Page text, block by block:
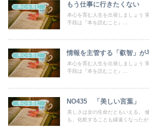
本心を育む もう仕事に行きたくない
本心を育む人生を出発しましょう
手段は『本を読むこと』...
本心を育む 情報を主管する「叡智」が
本心を育む人生を出発しましょう
手段は『本を読むこと』...
本心を育む NO435 「美しい言葉」
美しさは女の生命だともいえる。
も、化粧することも縁遠くなった